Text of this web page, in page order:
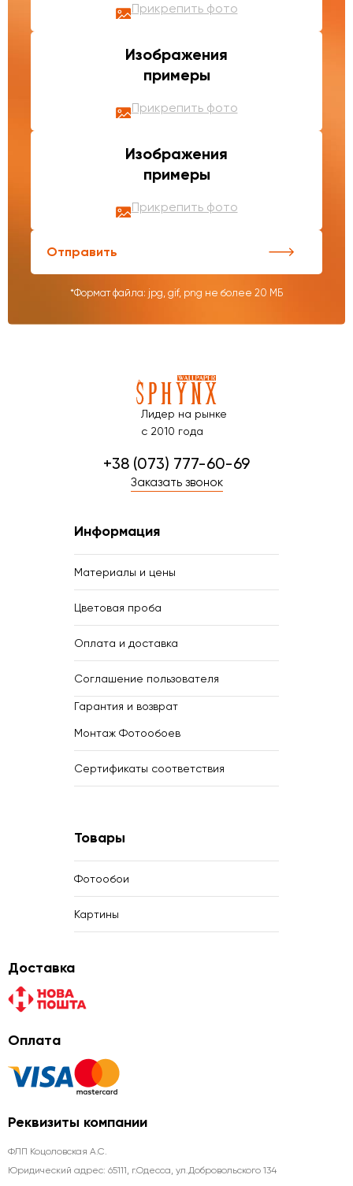
Прикрепить фото
Изображения
примеры
Прикрепить фото
Изображения
примеры
Прикрепить фото
Отправить
*Формат файла: jpg, gif, png не более 20 МБ
Лидер на рынке
с 2010 года
+38 (073) 777-60-69
Заказать звонок
Информация
Материалы и цены
Цветовая проба
Оплата и доставка
Соглашение пользователя
Гарантия и возврат
Монтаж Фотообоев
Сертификаты соответствия
Товары
Фотообои
Картины
Доставка
Оплата
Реквизиты компании
ФЛП Коцоловская А.С.
Юридический адрес: 65111, г.Одесса, ул.Добровольского 134